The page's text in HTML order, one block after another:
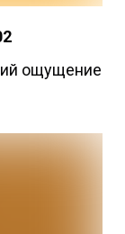
ощущение